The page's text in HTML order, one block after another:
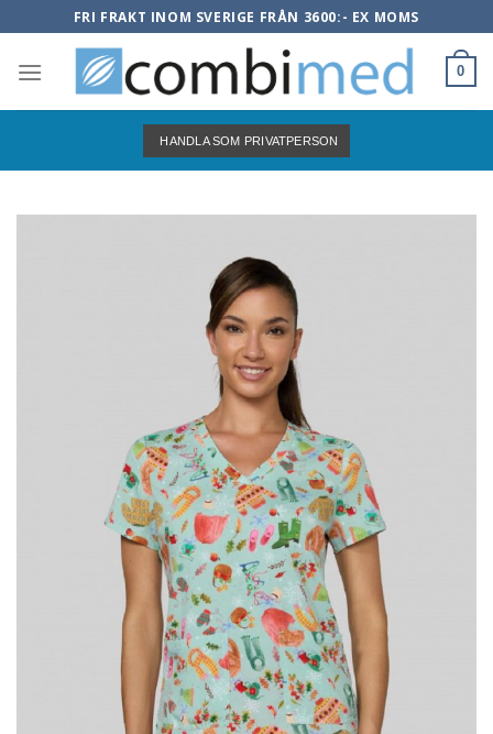
to
content
FRI FRAKT INOM SVERIGE FRÅN 3600:- EX MOMS
0
HANDLA SOM PRIVATPERSON